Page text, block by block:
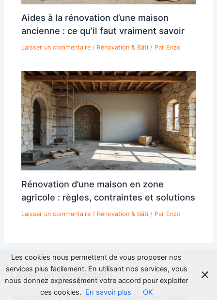
Aides à la rénovation d’une maison
ancienne : ce qu’il faut vraiment savoir
Laisser un commentaire / Rénovation & Bâti / Par Enzo
Rénovation d’une maison en zone
agricole : règles, contraintes et solutions
Laisser un commentaire / Rénovation & Bâti / Par Enzo
Laisser un commentaire
Votre adresse e-mail ne sera pas publiée. Les champs
Les cookies nous permettent de vous proposer nos
services plus facilement. En utilisant nos services, vous
nous donnez expressément votre accord pour exploiter
ces cookies. En savoir plus OK